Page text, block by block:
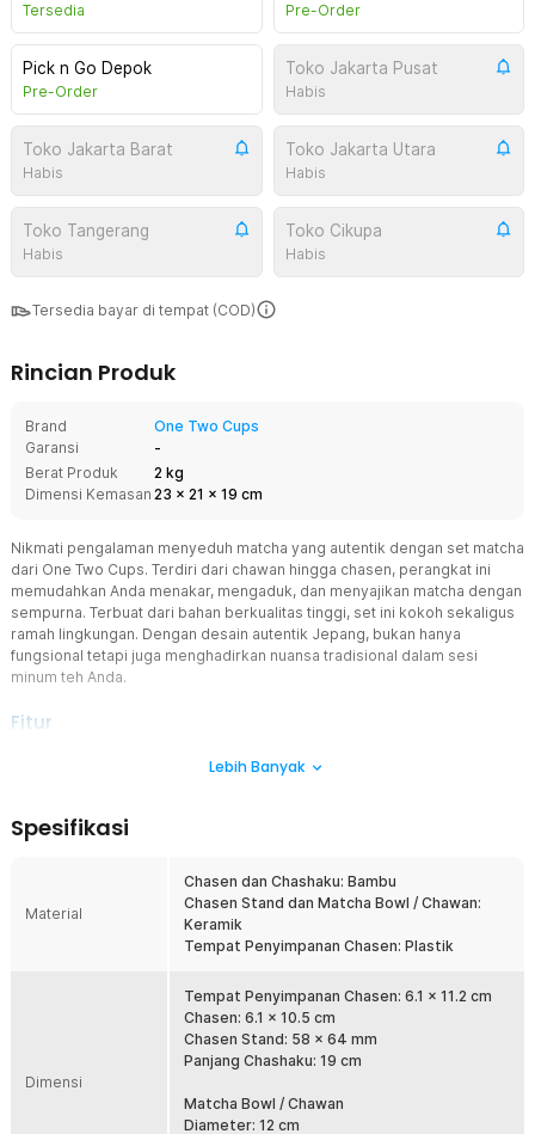
Tersedia Pre-Order
Pick n Go Depok
Pre-Order
Toko Jakarta Pusat
Habis
Toko Jakarta Barat
Habis
Toko Jakarta Utara
Habis
Toko Tangerang
Habis
Toko Cikupa
Habis
Tersedia bayar di tempat (COD)
Rincian Produk
Brand
One Two Cups
Garansi
-
Berat Produk
2 kg
Dimensi Kemasan 23 x 21 x 19 cm
Nikmati pengalaman menyeduh matcha yang autentik dengan set matcha
dari One Two Cups. Terdiri dari chawan hingga chasen, perangkat ini
memudahkan Anda menakar, mengaduk, dan menyajikan matcha dengan
sempurna. Terbuat dari bahan berkualitas tinggi, set ini kokoh sekaligus
ramah lingkungan. Dengan desain autentik Jepang, bukan hanya
fungsional tetapi juga menghadirkan nuansa tradisional dalam sesi
minum teh Anda.
Fitur
Ukurannya ideal sehingga Anda dapat menikmati matcha tanpa
nikmat karena mangkuk ini membantu mempertahankan aroma dan
tekstur matcha secara optimal.
Aduk dengan Sempurna
Chasen (pengocok bambu) yang termasuk dalam set ini mampu
halus tanpa gumpalan. Serat bambu yang lentur membuat proses
pengadukan lebih efektif sekaligus menjaga kualitas bubuk matcha.
Dengan teknik pengadukan yang tepat, aroma matcha akan
semakin kaya dan menghadirkan pengalaman minum teh yang
autentik.
Desain Mangkuk Ergonomis
Lebih Banyak
Spesifikasi
Material
Chasen dan Chashaku: Bambu
Chasen Stand dan Matcha Bowl / Chawan:
Keramik
Tempat Penyimpanan Chasen: Plastik
Dimensi
Tempat Penyimpanan Chasen: 6.1 x 11.2 cm
Chasen: 6.1 x 10.5 cm
Chasen Stand: 58 x 64 mm
Panjang Chashaku: 19 cm
Matcha Bowl / Chawan
Diameter: 12 cm